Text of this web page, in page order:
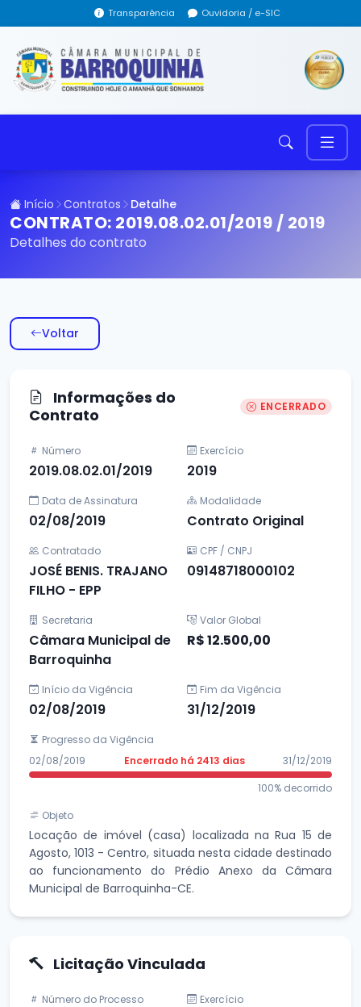
Transparência Ouvidoria / e-SIC
Início Contratos Detalhe
CONTRATO: 2019.08.02.01/2019 / 2019
Detalhes do contrato
Voltar
Informações do
Contrato
ENCERRADO
Número
2019.08.02.01/2019
Exercício
2019
Data de Assinatura
02/08/2019
Modalidade
Contrato Original
Contratado
JOSÉ BENIS. TRAJANO
FILHO - EPP
CPF / CNPJ
09148718000102
Secretaria
Câmara Municipal de
Barroquinha
Valor Global
R$ 12.500,00
Início da Vigência
02/08/2019
Fim da Vigência
31/12/2019
Progresso da Vigência
02/08/2019
Encerrado há 2413 dias
31/12/2019
100% decorrido
Objeto
Locação de imóvel (casa) localizada na Rua 15 de
Agosto, 1013 - Centro, situada nesta cidade destinado
ao funcionamento do Prédio Anexo da Câmara
Municipal de Barroquinha-CE.
Licitação Vinculada
Número do Processo Exercício